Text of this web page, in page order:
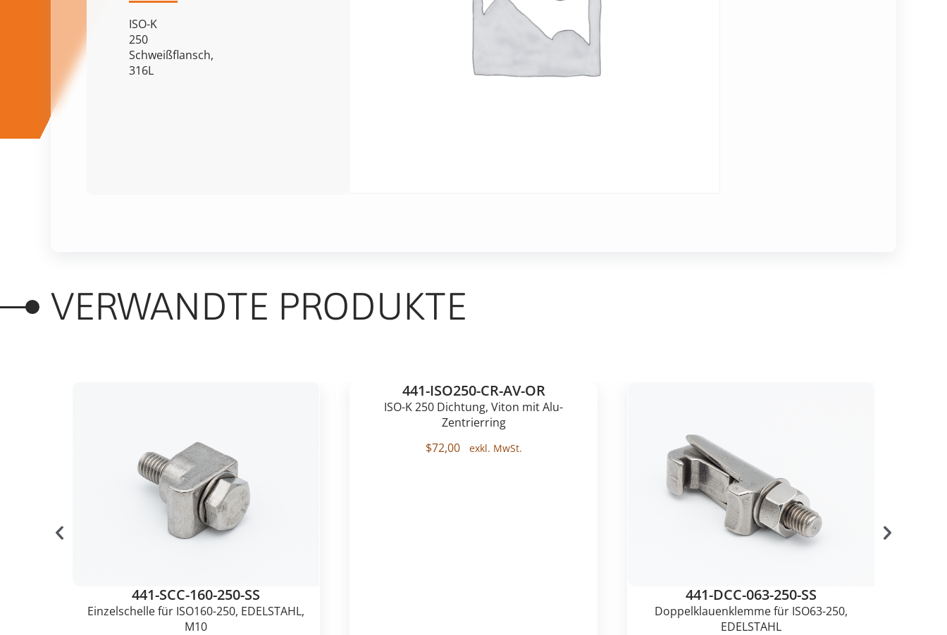
ISO-K
250
Schweißflansch,
316L
VERWANDTE PRODUKTE
441-SCC-160-250-SS
Einzelschelle für ISO160-250, EDELSTAHL,
M10
441-ISO250-CR-AV-OR
ISO-K 250 Dichtung, Viton mit Alu-
Zentrierring
$72,00
441-DCC-063-250-SS
Doppelklauenklemme für ISO63-250,
EDELSTAHL